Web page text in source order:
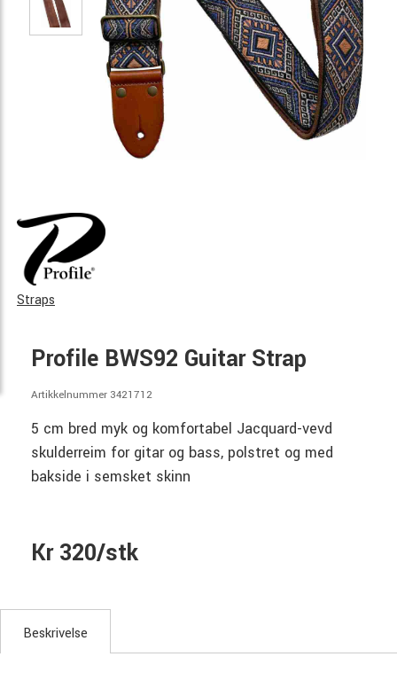
Straps
Profile BWS92 Guitar Strap
Artikkelnummer 3421712
5 cm bred myk og komfortabel Jacquard-vevd
skulderreim for gitar og bass, polstret og med
bakside i semsket skinn
Kr 320/stk
Beskrivelse